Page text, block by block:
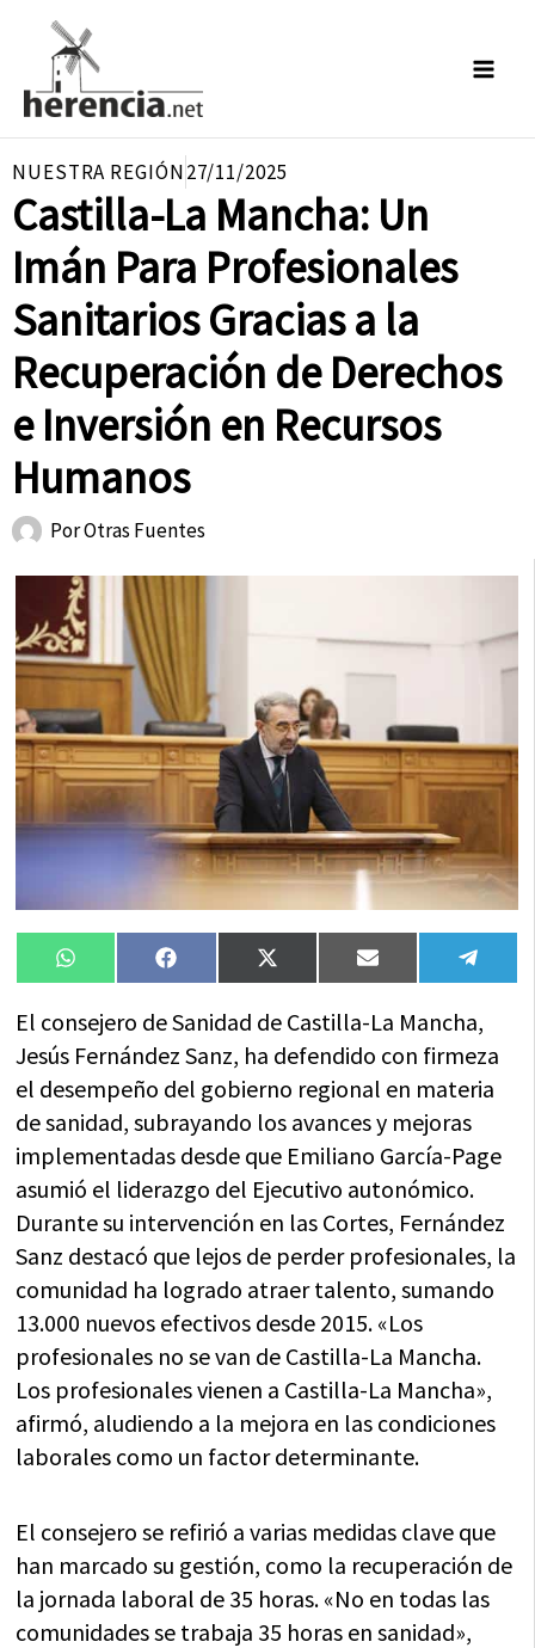
contenido
NUESTRA REGIÓN27/11/2025
Castilla-La Mancha: Un
Imán Para Profesionales
Sanitarios Gracias a la
Recuperación de Derechos
e Inversión en Recursos
Humanos
PorOtras Fuentes
Compartir
en
WhatsAppCompartir
en
FacebookCompartir
en
X
(Twitter)
Compartir
en
Email
en
El consejero de Sanidad de Castilla-La Mancha,
Jesús Fernández Sanz, ha defendido con firmeza
el desempeño del gobierno regional en materia
de sanidad, subrayando los avances y mejoras
implementadas desde que Emiliano García-Page
asumió el liderazgo del Ejecutivo autonómico.
Durante su intervención en las Cortes, Fernández
Sanz destacó que lejos de perder profesionales, la
comunidad ha logrado atraer talento, sumando
13.000 nuevos efectivos desde 2015. «Los
profesionales no se van de Castilla-La Mancha.
Los profesionales vienen a Castilla-La Mancha»,
afirmó, aludiendo a la mejora en las condiciones
laborales como un factor determinante.
El consejero se refirió a varias medidas clave que
han marcado su gestión, como la recuperación de
la jornada laboral de 35 horas. «No en todas las
comunidades se trabaja 35 horas en sanidad»,